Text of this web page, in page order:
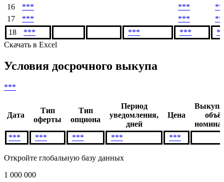
16
*** ***
17
*** ***
18
*** *** ***
Скачать в Excel
Условия досрочного выкупа
***
Дата
Тип
оферты
Тип
опциона
Период
уведомления,
дней
Цена
***
*** *** *** ***
Откройте глобальную базу данных
1 000 000